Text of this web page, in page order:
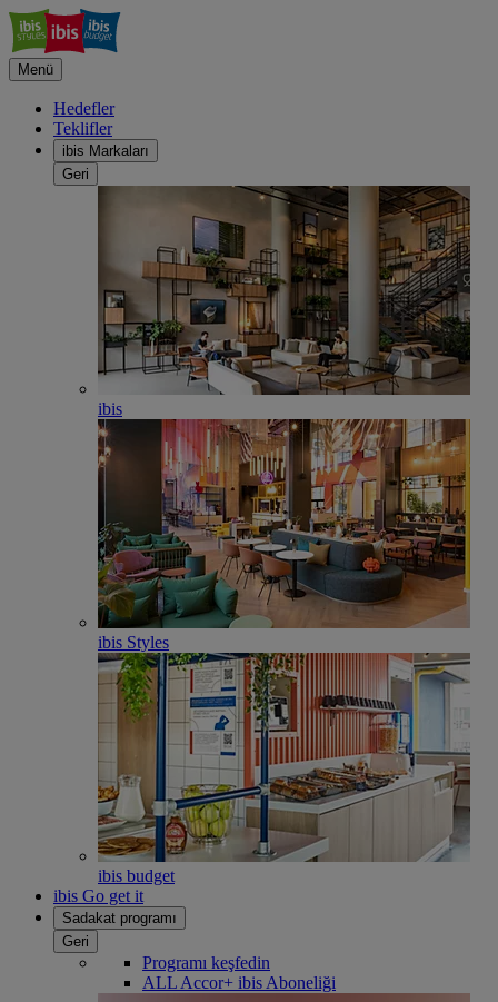
Menü
Hedefler
Teklifler
ibis Markaları
Geri
ibis
ibis Styles
ibis budget
ibis Go get it
Sadakat programı
Geri
Programı keşfedin
ALL Accor+ ibis Aboneliği